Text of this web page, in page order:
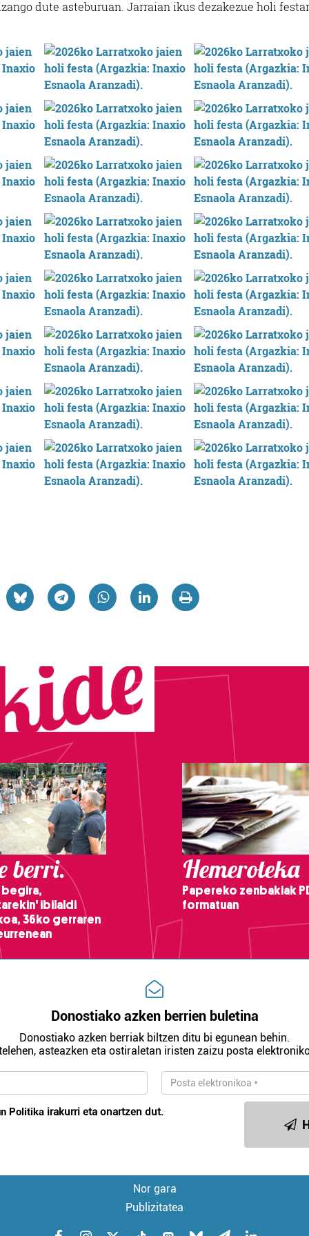
dute asteburuan. Jarraian ikus dezakezue holi
berri.
begira,
ibilaldi
36ko gerraren
Hemeroteka
Papereko zenbakiak
formatuan
Donostiako azken berrien buletina
Donostiako azken berriak biltzen ditu bi egunean behin.
asteazken eta ostiraletan iristen zaizu posta
Politika irakurri eta onartzen dut.
Nor gara
Publizitatea